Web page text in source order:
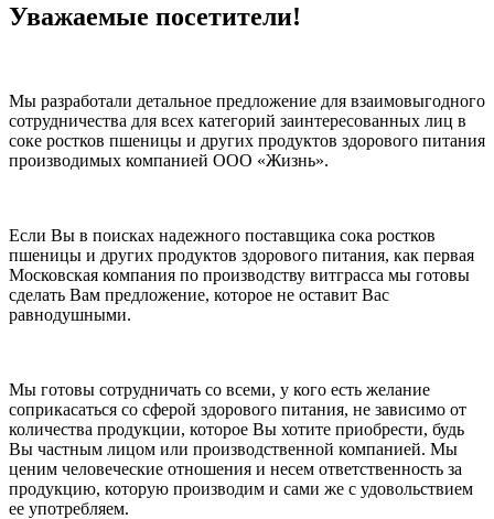
Уважаемые посетители!
Мы разработали детальное предложение для взаимовыгодного
сотрудничества для всех категорий заинтересованных лиц в
соке ростков пшеницы и других продуктов здорового питания
производимых компанией ООО «Жизнь».
Если Вы в поисках надежного поставщика сока ростков
пшеницы и других продуктов здорового питания, как первая
Московская компания по производству витграсса мы готовы
сделать Вам предложение, которое не оставит Вас
равнодушными.
Мы готовы сотрудничать со всеми, у кого есть желание
соприкасаться со сферой здорового питания, не зависимо от
количества продукции, которое Вы хотите приобрести, будь
Вы частным лицом или производственной компанией. Мы
ценим человеческие отношения и несем ответственность за
продукцию, которую производим и сами же с удовольствием
ее употребляем.